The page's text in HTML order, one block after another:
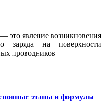
это явление возникновения
заряда на поверхности
проводников
этапы и формулы